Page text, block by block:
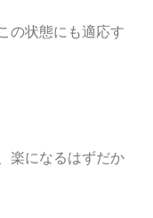
の状態にも適応す
楽になるはずだか